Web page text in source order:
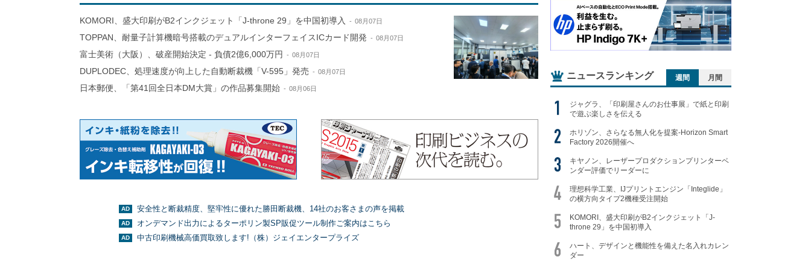
KOMORI、盛大印刷がB2インクジェット「J-throne 29」を中国初導入 08月07日
TOPPAN、耐量子計算機暗号搭載のデュアルインターフェイスICカード開発 08月07日
富士美術（大阪）、破産開始決定 - 負債2億6,000万円 08月07日
DUPLODEC、処理速度が向上した自動断裁機「V-595」発売 08月07日
日本郵便、「第41回全日本DM大賞」の作品募集開始 08月06日
安全性と断裁精度、堅牢性に優れた勝田断裁機、14社のお客さまの声を掲載
オンデマンド出力によるターポリン製SP販促ツール制作ご案内はこちら
中古印刷機械高価買取致します!（株）ジェイエンタープライズ
ニュースランキング 週間 月間
ジャグラ、「印刷屋さんのお仕事展」で紙と印刷
で遊ぶ楽しさを伝える
ホリゾン、さらなる無人化を提案-Horizon Smart
Factory 2026開催へ
キヤノン、レーザープロダクションプリンターベ
ンダー評価でリーダーに
理想科学工業、IJプリントエンジン「Integlide」
の横方向タイプ2機種受注開始
KOMORI、盛大印刷がB2インクジェット「J-
throne 29」を中国初導入
ハート、デザインと機能性を備えた名入れカレン
ダー